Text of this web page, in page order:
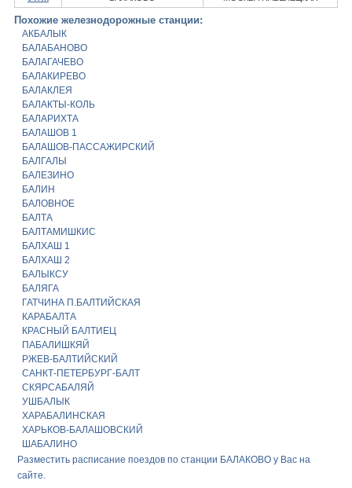
Похожие железнодорожные станции:
АКБАЛЫК
БАЛАБАНОВО
БАЛАГАЧЕВО
БАЛАКИРЕВО
БАЛАКЛЕЯ
БАЛАКТЫ-КОЛЬ
БАЛАРИХТА
БАЛАШОВ 1
БАЛАШОВ-ПАССАЖИРСКИЙ
БАЛГАЛЫ
БАЛЕЗИНО
БАЛИН
БАЛОВНОЕ
БАЛТА
БАЛТАМИШКИС
БАЛХАШ 1
БАЛХАШ 2
БАЛЫКСУ
БАЛЯГА
ГАТЧИНА П.БАЛТИЙСКАЯ
КАРАБАЛТА
КРАСНЫЙ БАЛТИЕЦ
ПАБАЛИШКЯЙ
РЖЕВ-БАЛТИЙСКИЙ
САНКТ-ПЕТЕРБУРГ-БАЛТ
СКЯРСАБАЛЯЙ
УШБАЛЫК
ХАРАБАЛИНСКАЯ
ХАРЬКОВ-БАЛАШОВСКИЙ
ШАБАЛИНО
Разместить расписание поездов по станции БАЛАКОВО у Вас на
сайте.